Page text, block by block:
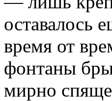
оставалось
время от
фонтаны
мирно